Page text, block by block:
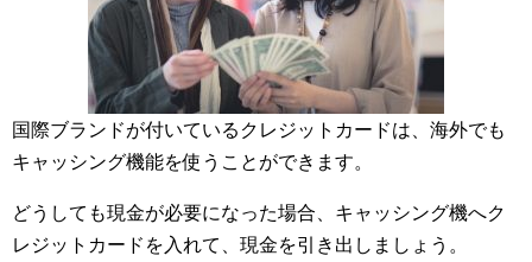
国際ブランドが付いているクレジットカードは、海外でも
キャッシング機能を使うことができます。
どうしても現金が必要になった場合、キャッシング機へク
レジットカードを入れて、現金を引き出しましょう。